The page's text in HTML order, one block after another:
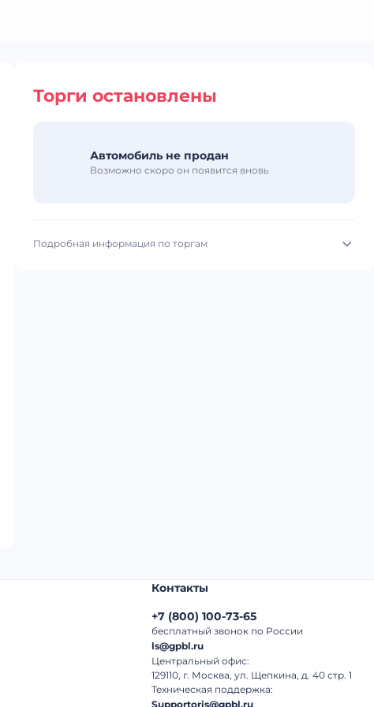
Торги остановлены
Автомобиль не продан
Возможно скоро он появится вновь
Подробная информация по торгам
Контакты
+7 (800) 100-73-65
бесплатный звонок по России
ls@gpbl.ru
Центральный офис:
129110, г. Москва, ул. Щепкина, д. 40 стр. 1
Техническая поддержка:
Supportoris@gpbl.ru